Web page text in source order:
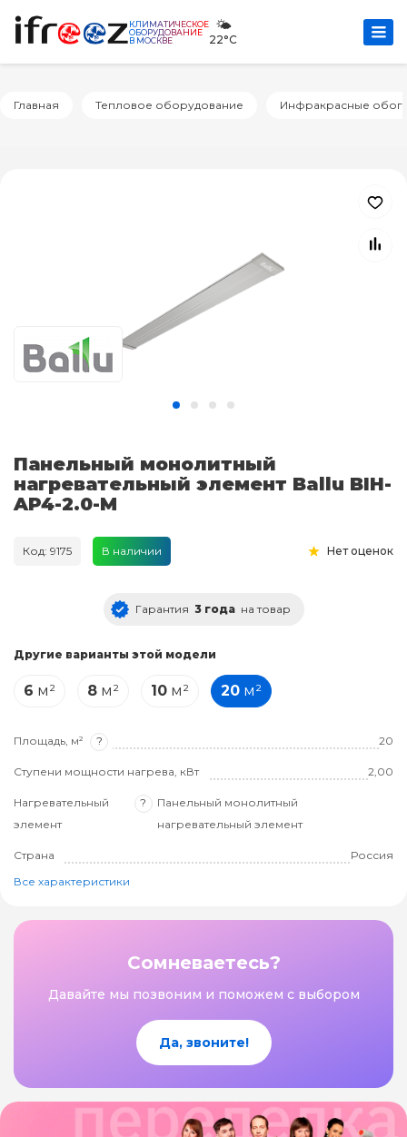
КЛИМАТИЧЕСКОЕ
ОБОРУДОВАНИЕ
В МОСКВЕ
🌤️
22°C
Главная Тепловое оборудование Инфракрасные
Панельный монолитный
нагревательный элемент Ballu BIH-
AP4-2.0-M
Код: 9175 В наличии Нет оценок
Гарантия 3 года на товар
Другие варианты этой модели
6 м² 8 м² 10 м² 20 м²
Площадь, м² ? 20
Ступени мощности нагрева, кВт 2,00
Нагревательный
элемент
?
Панельный монолитный
нагревательный элемент
Страна
Россия
Все характеристики
Сомневаетесь?
Давайте мы позвоним и поможем с выбором
Да, звоните!